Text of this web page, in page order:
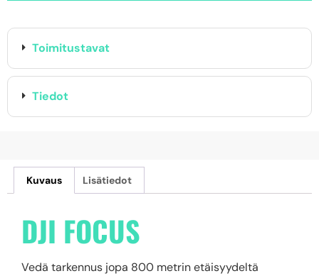
Toimitustavat
Tiedot
Kuvaus Lisätiedot
DJI FOCUS
Vedä tarkennus jopa 800 metrin etäisyydeltä